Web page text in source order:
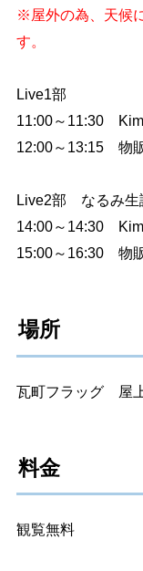
※屋外の為、天候
す。
Live1部
11:00～11:30
12:00～13:15 物
Live2部 なるみ生
14:00～14:30
15:00～16:30 物
場所
瓦町フラッグ 屋
料金
観覧無料